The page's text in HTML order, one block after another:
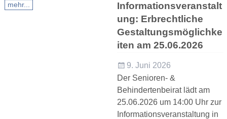
mehr...
Informationsveranstalt
ung: Erbrechtliche
Gestaltungsmöglichke
iten am 25.06.2026
9. Juni 2026
Der Senioren- &
Behindertenbeirat lädt am
25.06.2026 um 14:00 Uhr zur
Informationsveranstaltung in